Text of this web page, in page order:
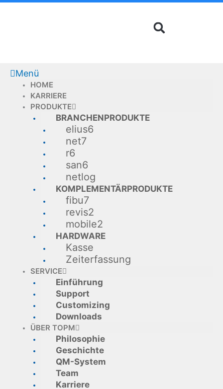
Zum
Menü
HOME
KARRIERE
PRODUKTE
BRANCHENPRODUKTE
elius6
net7
r6
san6
netlog
KOMPLEMENTÄRPRODUKTE
fibu7
revis2
mobile2
HARDWARE
Kasse
Zeiterfassung
SERVICE
Einführung
Support
Customizing
Downloads
ÜBER TOPM
Philosophie
Geschichte
QM-System
Team
Karriere